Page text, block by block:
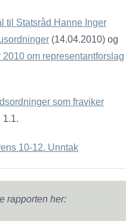
til Statsråd Hanne Inger
(14.04.2010) og
om representantforslag
som fraviker
1.1.
10-12. Unntak
rapporten her: